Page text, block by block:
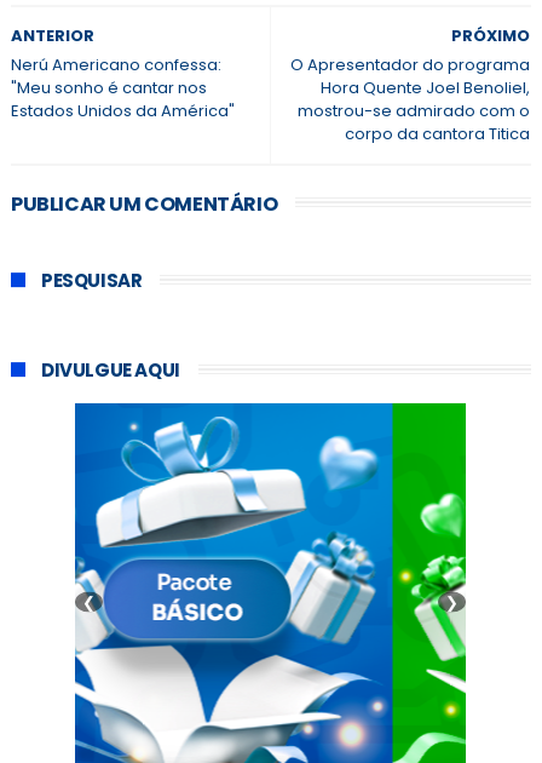
PRÓXIMO
O Apresentador do programa
Hora Quente Joel Benoliel,
mostrou-se admirado com o
corpo da cantora Titica
ANTERIOR
Nerú Americano confessa:
"Meu sonho é cantar nos
Estados Unidos da América"
PUBLICAR UM COMENTÁRIO
PESQUISAR
DIVULGUE AQUI
❮ ❯